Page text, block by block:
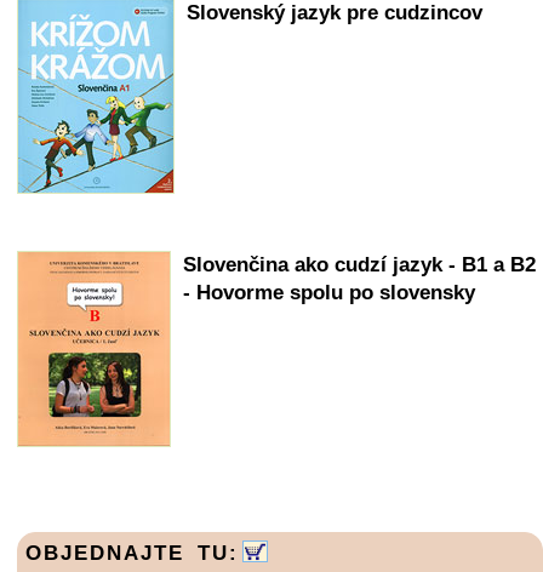
Slovenský jazyk pre cudzincov
Slovenčina ako cudzí jazyk - B1 a B2
- Hovorme spolu po slovensky
OBJEDNAJTE TU: